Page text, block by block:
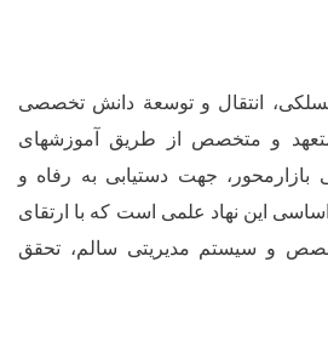
انتقال و توسعة دانش تخصصی
متعهد و متخصص از طریق آموزش­های
بازارمحور، جهت دستیابی به رفاه و
این نهاد علمی است که با ارتقای
و سیستم مدیریتی سالم، تحقق